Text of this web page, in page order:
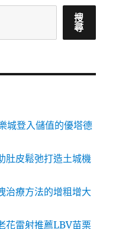
搜
尋
城登入儲值的優塔德
肚皮鬆弛打造土城機
治療方法的增粗增大
花雷射推薦LBV苗栗